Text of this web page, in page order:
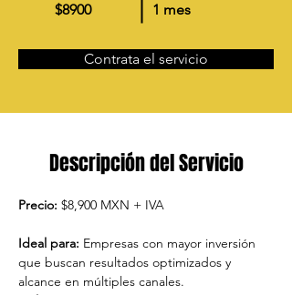
$8900 1 mes
Contrata el servicio
Descripción del Servicio
Precio: $8,900 MXN + IVA
Ideal para: Empresas con mayor inversión
que buscan resultados optimizados y
alcance en múltiples canales.